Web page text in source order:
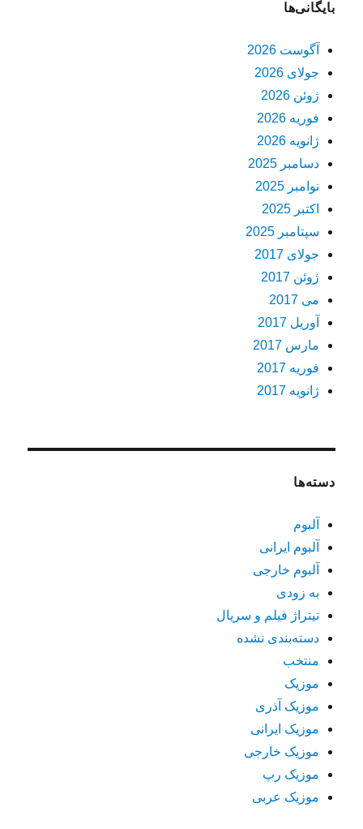
بایگانی‌ها
آگوست 2026
جولای 2026
ژوئن 2026
فوریه 2026
ژانویه 2026
دسامبر 2025
نوامبر 2025
اکتبر 2025
سپتامبر 2025
جولای 2017
ژوئن 2017
می 2017
آوریل 2017
مارس 2017
فوریه 2017
ژانویه 2017
دسته‌ها
آلبوم
آلبوم ایرانی
آلبوم خارجی
به زودی
تیتراژ فیلم و سریال
دسته‌بندی نشده
منتخب
موزیک
موزیک آذری
موزیک ایرانی
موزیک خارجی
موزیک رپ
موزیک عربی